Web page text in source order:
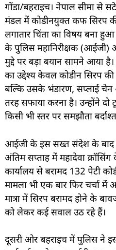
गोंडा/बहराइच। नेपाल सीमा से
मंडल में कोडीनयुक्त कफ सिरप
लगातार चिंता का विषय बना
के पुलिस महानिरीक्षक
मुद्दे पर बड़ा बयान सामने आया
का उद्देश्य केवल कोडीन सिरप
बल्कि उसके भंडारण, सप्लाई
तरह सफाया करना है। उन्होंने
किसी भी स्तर पर समझौता
आईजी के इस सख्त संदेश के बाद
अंतिम सप्ताह में महादेवा
कार्यालय से बरामद 132 पेटी
मामला भी एक बार फिर चर्चा
मात्रा में सिरप बरामद होने के
को लेकर कई सवाल उठ रहे हैं।
दूसरी ओर बहराइच में पुलिस ने